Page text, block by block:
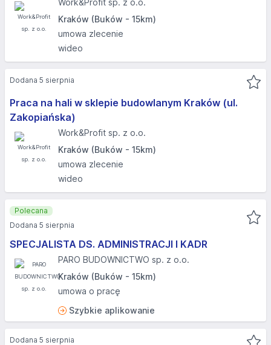
Work&Profit sp. z o.o.
Kraków (Buków - 15km)
umowa zlecenie
wideo
Praca na hali w sklepie budowlanym Kraków (ul.
Zakopiańska)
Work&Profit sp. z o.o.
Kraków (Buków - 15km)
umowa zlecenie
wideo
Dodana 5 sierpnia
SPECJALISTA DS. ADMINISTRACJI I KADR
PARO BUDOWNICTWO sp. z o.o.
Kraków (Buków - 15km)
umowa o pracę
Szybkie aplikowanie
Polecana
Dodana 5 sierpnia
Dodana 5 sierpnia